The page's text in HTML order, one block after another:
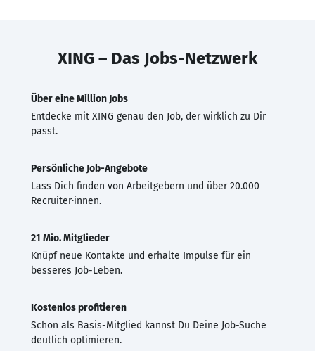
XING – Das Jobs-Netzwerk
Über eine Million Jobs
Entdecke mit XING genau den Job, der wirklich zu Dir
passt.
Persönliche Job-Angebote
Lass Dich finden von Arbeitgebern und über 20.000
Recruiter·innen.
21 Mio. Mitglieder
Knüpf neue Kontakte und erhalte Impulse für ein
besseres Job-Leben.
Kostenlos profitieren
Schon als Basis-Mitglied kannst Du Deine Job-Suche
deutlich optimieren.